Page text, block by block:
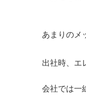
あまりのメ
出社時、エ
会社では一